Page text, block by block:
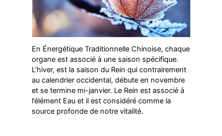
En Énergétique Traditionnelle Chinoise, chaque
organe est associé à une saison spécifique.
L’hiver, est la saison du Rein qui contrairement
au calendrier occidental, débute en novembre
et se termine mi-janvier. Le Rein est associé à
l’élément Eau et il est considéré comme la
source profonde de notre vitalité.